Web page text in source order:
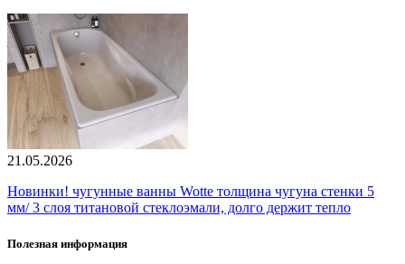
21.05.2026
Новинки! чугунные ванны Wotte толщина чугуна стенки 5
мм/ 3 слоя титановой стеклоэмали, долго держит тепло
Полезная информация